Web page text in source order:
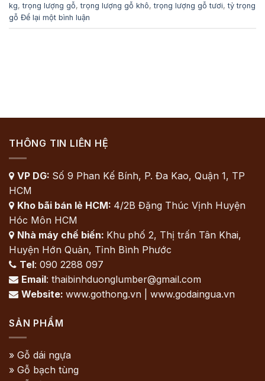
kg,trọng lượng gỗ,trọng lượng gỗ khô,trọng lượng gỗ tươi,tỷ trọng
gỗ Để lại một bình luận
THÔNG TIN LIÊN HỆ
 VP DG: Số 9 Phan Kế Bính, P. Đa Kao, Quận 1, TP
HCM
 Kho bãi bán lẻ HCM: 4/2B Đặng Thúc Vịnh Huyện
Hóc Môn HCM
 Nhà máy chế biến: Khu phố 2, Thị trấn Tân Khai,
Huyện Hớn Quản, Tỉnh Bình Phước
 Tel: 090 2288 097
 Email: thaibinhduonglumber@gmail.com
 Website: www.gothong.vn | www.godaingua.vn
SẢN PHẨM
» Gỗ dái ngựa
» Gỗ bạch tùng